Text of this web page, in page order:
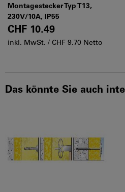
Montagestecker Typ T13,
230V/10A, IP55
CHF 10.49
inkl. MwSt. / CHF 9.70 Netto
Das könnte Sie auch